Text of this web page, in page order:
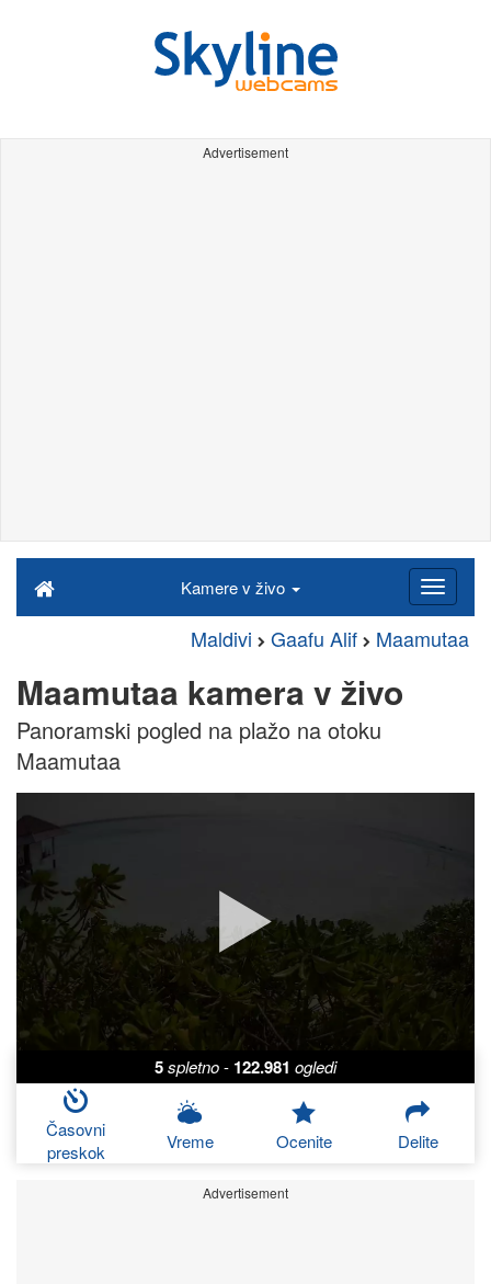
Advertisement
Kamere v živo
Maldivi Gaafu Alif Maamutaa
Maamutaa kamera v živo
Panoramski pogled na plažo na otoku
Maamutaa
5spletno- 122.981 ogledi
Časovni
preskok
Vreme Ocenite Delite
Advertisement